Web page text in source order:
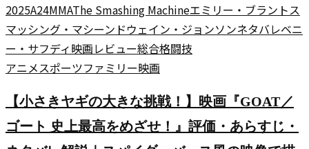
2025A24MMAThe Smashing Machineエミリー・ブラントス
マッシング・マシーン ドウェイン・ジョンソンネタバレベニ
ー・サフディ映画レビュー総合格闘技
アニメスポーツファミリー映画
【小さきヤギの大きな挑戦！】映画『GOAT／
ゴート 史上最高をめざせ！』評価・あらすじ・